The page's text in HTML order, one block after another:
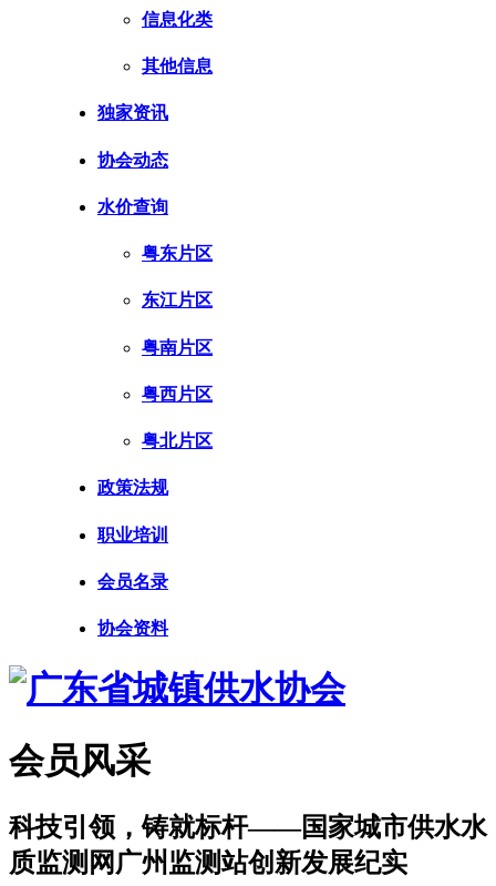
信息化类
其他信息
独家资讯
协会动态
水价查询
粤东片区
东江片区
粤南片区
粤西片区
粤北片区
政策法规
职业培训
会员名录
协会资料
会员风采
科技引领，铸就标杆——国家城市供水水
质监测网广州监测站创新发展纪实